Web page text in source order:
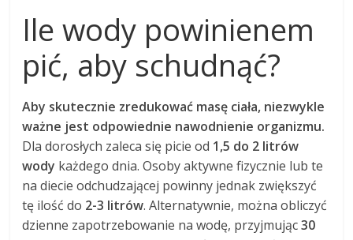
Ile wody powinienem
pić, aby schudnąć?
Aby skutecznie zredukować masę ciała, niezwykle
ważne jest odpowiednie nawodnienie organizmu.
Dla dorosłych zaleca się picie od 1,5 do 2 litrów
wody każdego dnia. Osoby aktywne fizycznie lub te
na diecie odchudzającej powinny jednak zwiększyć
tę ilość do 2-3 litrów. Alternatywnie, można obliczyć
dzienne zapotrzebowanie na wodę, przyjmując30